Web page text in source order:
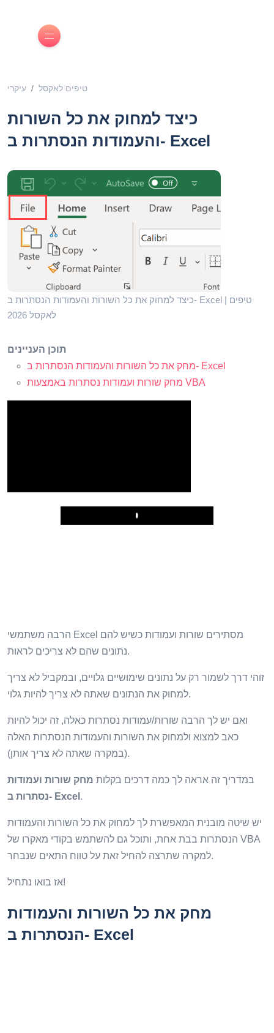
עיקרי טיפים לאקסל
כיצד למחוק את כל השורות
והעמודות הנסתרות ב- Excel
כיצד למחוק את כל השורות והעמודות הנסתרות ב- Excel | טיפים
לאקסל 2026
תוכן העניינים
מחק את כל השורות והעמודות הנסתרות ב- Excel
מחק שורות ועמודות נסתרות באמצעות VBA
Play
הרבה משתמשי Excel מסתירים שורות ועמודות כשיש להם
נתונים שהם לא צריכים לראות.
זוהי דרך לשמור רק על נתונים שימושיים גלויים, ובמקביל לא צריך
למחוק את הנתונים שאתה לא צריך להיות גלוי.
ואם יש לך הרבה שורות/עמודות נסתרות כאלה, זה יכול להיות
כאב למצוא ולמחוק את השורות והעמודות הנסתרות האלה
(במקרה שאתה לא צריך אותן).
במדריך זה אראה לך כמה דרכים בקלות מחק שורות ועמודות
נסתרות ב- Excel .
יש שיטה מובנית המאפשרת לך למחוק את כל השורות והעמודות
הנסתרות בבת אחת, ותוכל גם להשתמש בקודי מאקרו של VBA
למקרה שתרצה להחיל זאת על טווח התאים שנבחר.
אז בואו נתחיל!
מחק את כל השורות והעמודות
הנסתרות ב- Excel